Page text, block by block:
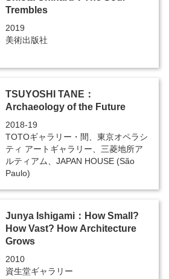
Trembles
2019
美術出版社
TSUYOSHI TANE：
Archaeology of the Future
2018-19
TOTOギャラリー・間、東京オペラシ
ティ アートギャラリー、三菱地所ア
ルティアム、JAPAN HOUSE (São
Paulo)
Junya Ishigami：How Small?
How Vast? How Architecture
Grows
2010
資生堂ギャラリー